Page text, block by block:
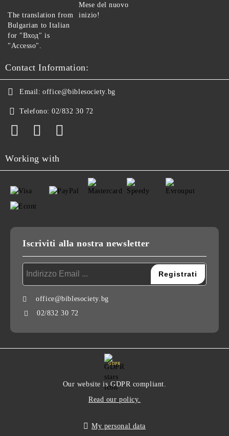
The translation from
Bulgarian to Italian
for "Вход" is
"Accesso".
Mese del nuovo
inizio!
Contact Information:
Email: office@biblesociety.bg
Telefono: 02/832 30 72
Working with
Iscriviti alla nostra newsletter
office@biblesociety.bg
02/832 30 72
GDPR
Our website is GDPR compliant.
Read our policy.
My personal data